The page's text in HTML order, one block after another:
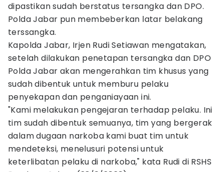
dipastikan sudah berstatus tersangka dan DPO.
Polda Jabar pun membeberkan latar belakang
terssangka.
Kapolda Jabar, Irjen Rudi Setiawan mengatakan,
setelah dilakukan penetapan tersangka dan DPO
Polda Jabar akan mengerahkan tim khusus yang
sudah dibentuk untuk memburu pelaku
penyekapan dan penganiayaan ini.
"Kami melakukan pengejaran terhadap pelaku. Ini
tim sudah dibentuk semuanya, tim yang bergerak
dalam dugaan narkoba kami buat tim untuk
mendeteksi, menelusuri potensi untuk
keterlibatan pelaku di narkoba," kata Rudi di RSHS